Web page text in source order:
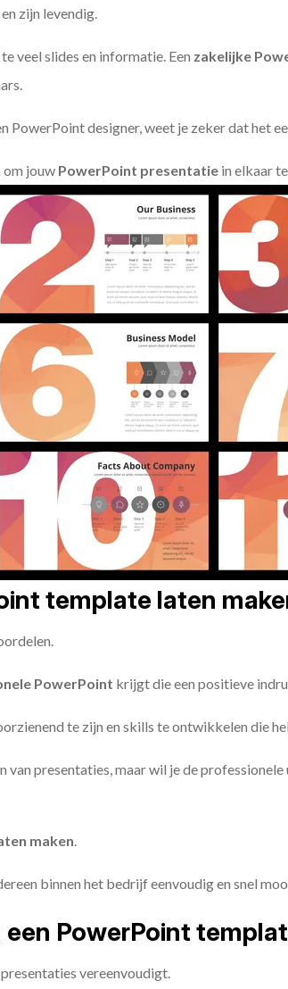
zijn levendig.
veel slides en informatie. Een zakelijke
PowerPoint designer, weet je zeker dat het
jouw PowerPoint presentatie in elkaar
template laten
PowerPoint krijgt die een positieve
te zijn en skills te ontwikkelen die
presentaties, maar wil je de
maken.
binnen het bedrijf eenvoudig en snel
PowerPoint
vereenvoudigt.